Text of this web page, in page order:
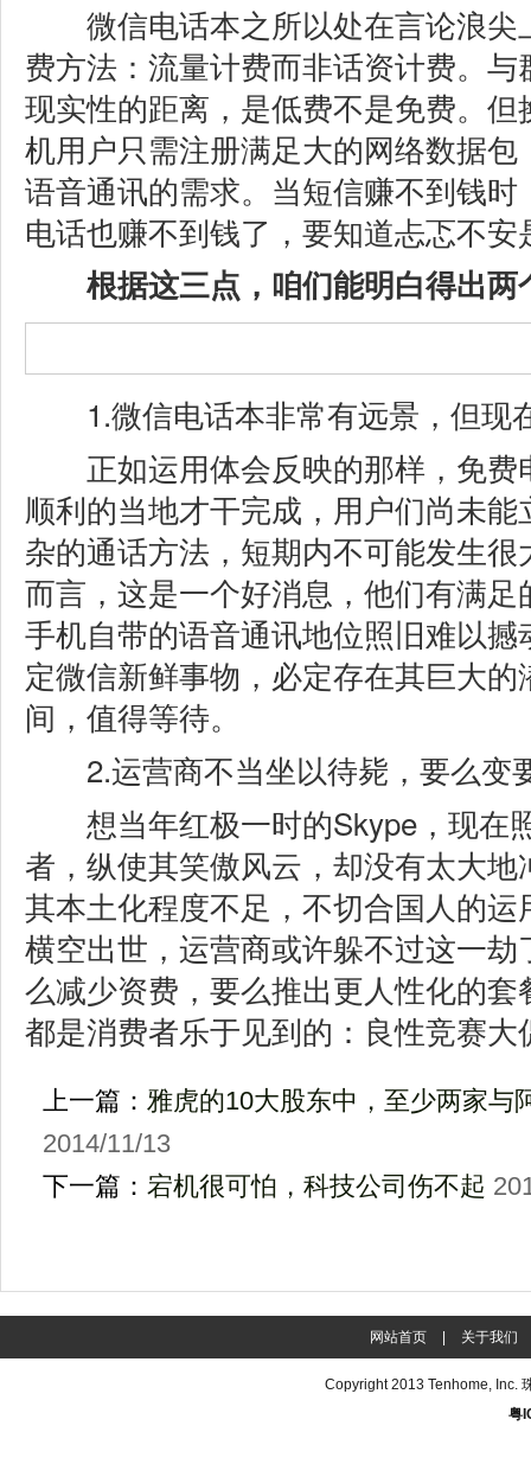
微信电话本之所以处在言论浪尖
费方法：流量计费而非话资计费。
现实性的距离，是低费不是免费。
机用户只需注册满足大的网络数据
语音通讯的需求。当短信赚不到钱
电话也赚不到钱了，要知道忐忑不
根据这三点，咱们能明白得出两
1.微信电话本非常有远景，但现
正如运用体会反映的那样，免费
顺利的当地才干完成，用户们尚未
杂的通话方法，短期内不可能发生
而言，这是一个好消息，他们有满
手机自带的语音通讯地位照旧难以
定微信新鲜事物，必定存在其巨大
间，值得等待。
2.运营商不当坐以待毙，要么变
想当年红极一时的Skype，现在
者，纵使其笑傲风云，却没有太大
其本土化程度不足，不切合国人的
横空出世，运营商或许躲不过这一
么减少资费，要么推出更人性化的
都是消费者乐于见到的：良性竞赛
上一篇： 雅虎的10大股东中，至少两家与
2014/11/13
下一篇： 宕机很可怕，科技公司伤不起
网站首页 关于我们
Copyright 2013 Tenhome, Inc.
粤